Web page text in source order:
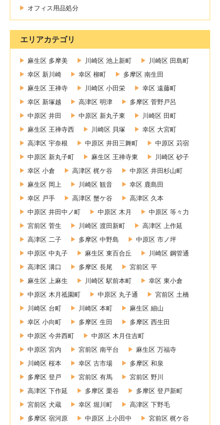
オフィス用品処分
エリアカテゴリ
麻生区 多摩美 川崎区 池上新町
川崎区 田島町
幸区 新川崎
幸区 柳町
多摩区 南生田
麻生区 王禅寺
川崎区 小田栄
幸区 遠藤町
幸区 新塚越
高津区 明津
多摩区 菅野戸呂
中原区 井田
中原区 新丸子東
川崎区 田町
麻生区 王禅寺西
川崎区 貝塚
幸区 大宮町
高津区 宇奈根
中原区 井田三舞町
中原区 苅宿
中原区 新丸子町
麻生区 王禅寺東
川崎区 砂子
幸区 小倉
高津区 梶ケ谷
中原区 井田杉山町
麻生区 岡上
川崎区 観音
幸区 鹿島田
幸区 戸手
高津区 蟹ケ谷
高津区 久本
中原区 井田中ノ町
中原区 木月
中原区 等々力
宮前区 菅生
川崎区 渡田新町
高津区 上作延
高津区 二子
多摩区 中野島
中原区 市ノ坪
中原区 中丸子
麻生区 東百合丘
川崎区 鋼管通
高津区 溝口
多摩区 長尾
宮前区 平
麻生区 上麻生
川崎区 駅前本町
幸区 東小倉
中原区 木月祗園町
中原区 丸子通
宮前区 土橋
川崎区 台町
川崎区 本町
麻生区 細山
幸区 小向町
多摩区 生田
多摩区 西生田
中原区 今井西町
中原区 木月住吉町
中原区 宮内
宮前区 南平台
麻生区 万福寺
川崎区 桜本
幸区 古市場
多摩区 和泉
多摩区 登戸
宮前区 有馬
宮前区 野川
高津区 下作延
多摩区 栗谷
多摩区 登戸新町
宮前区 犬蔵
幸区 堀川町
高津区 下野毛
多摩区 宿河原
中原区 上小田中
宮前区 梶ケ谷